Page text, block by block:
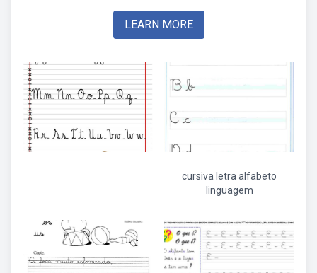
LEARN MORE
cursiva letra alfabeto
linguagem